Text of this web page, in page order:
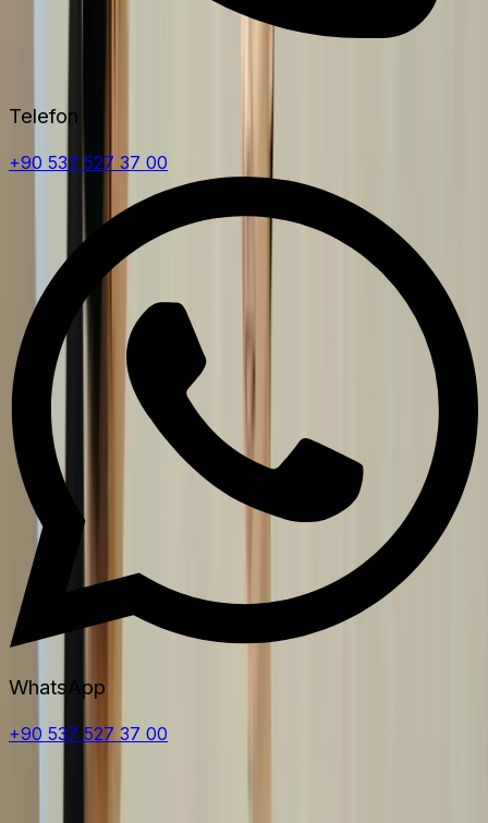
Telefon
+90 537 527 37 00
WhatsApp
+90 537 527 37 00